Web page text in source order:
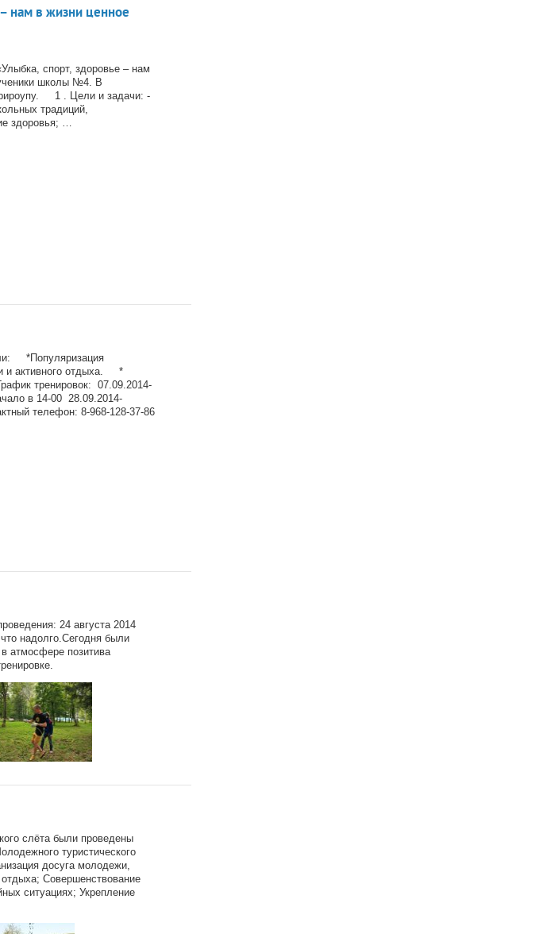
нам в жизни ценное
спорт, здоровье – нам
школы №4. В
1 . Цели и задачи: -
традиций,
здоровья; …
*Популяризация
и активного отдыха. *
тренировок: 07.09.2014-
в 14-00 28.09.2014-
телефон: 8-968-128-37-86
24 августа 2014
надолго.Сегодня были
атмосфере позитива
слёта были проведены
туристического
досуга молодежи,
отдыха; Совершенствование
ситуациях; Укрепление